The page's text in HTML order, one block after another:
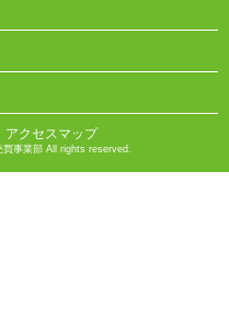
アクセスマップ
事業部 All rights reserved.